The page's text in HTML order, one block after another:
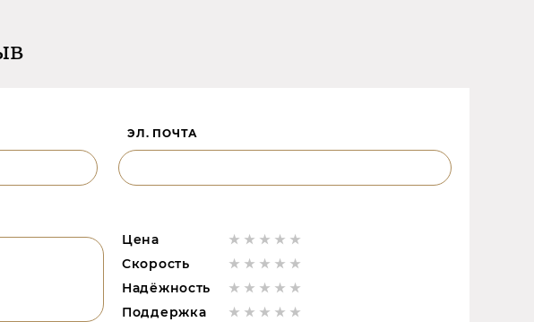
ЭЛ. ПОЧТА
Цена
Скорость
Надёжность
Поддержка